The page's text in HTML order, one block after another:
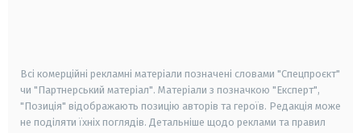
Всі комерційні рекламні матеріали позначені словами "Спецпроєкт"
чи "Партнерський матеріал". Матеріали з позначкою "Експерт",
"Позиція" відображають позицію авторів та героїв. Редакція може
не поділяти їхніх поглядів. Детальніше щодо реклами та правил